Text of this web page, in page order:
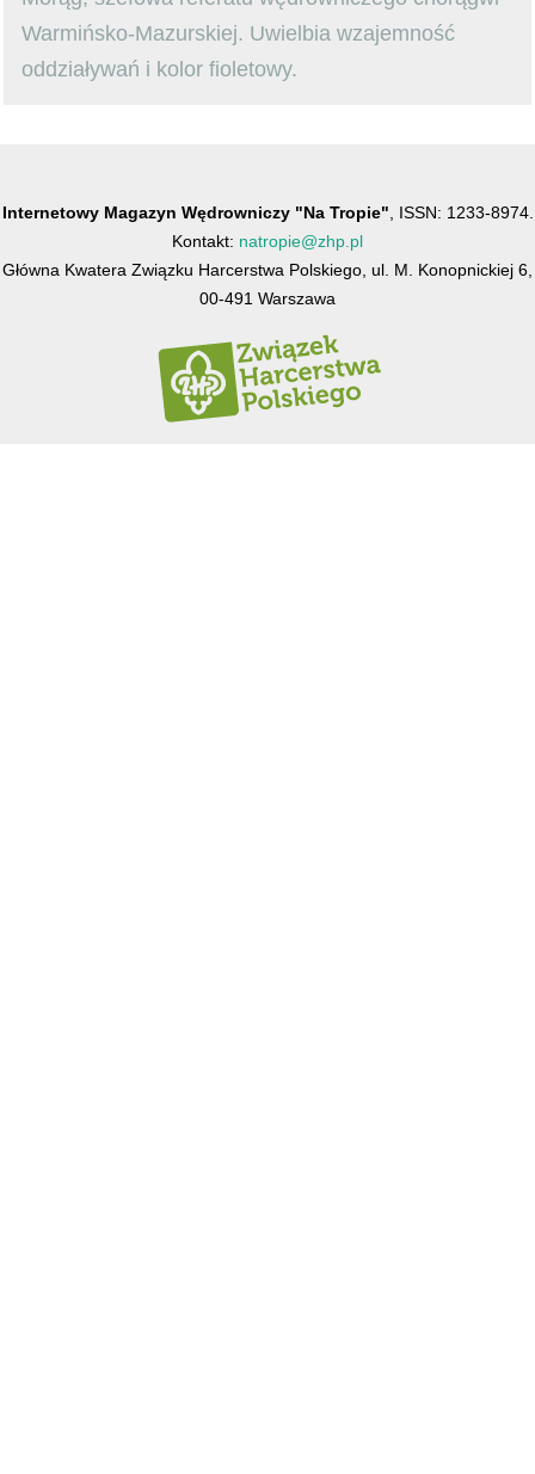
Warmińsko-Mazurskiej. Uwielbia wzajemność
oddziaływań i kolor fioletowy.
Internetowy Magazyn Wędrowniczy "Na Tropie" , ISSN: 1233-8974.
Kontakt: natropie@zhp.pl
Główna Kwatera Związku Harcerstwa Polskiego, ul. M. Konopnickiej 6,
00-491 Warszawa